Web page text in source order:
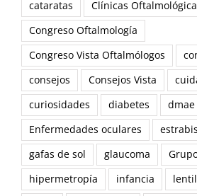
cataratas
Clínicas
Congreso Oftalmología
Congreso Vista Oftalmólogos
consejos
Consejos Vista
curiosidades
diabetes
dmae
Enfermedades oculares
gafas de sol
glaucoma
hipermetropía
infancia